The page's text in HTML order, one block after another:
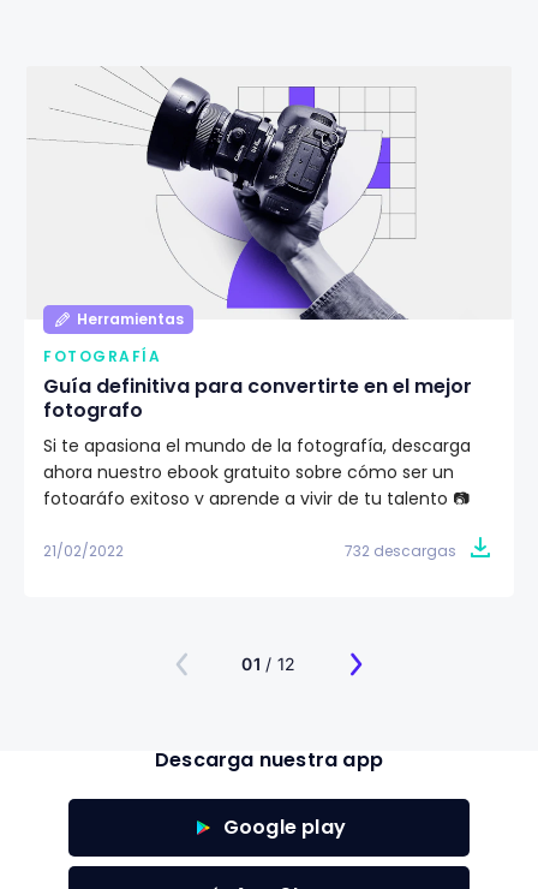
Herramientas
FOTOGRAFÍA
Guía definitiva para convertirte en el mejor
fotografo
Si te apasiona el mundo de la fotografía, descarga
ahora nuestro ebook gratuito sobre cómo ser un
fotográfo exitoso y aprende a vivir de tu talento 📷
21/02/2022 732 descargas
01 / 12
Descarga nuestra app
Google play